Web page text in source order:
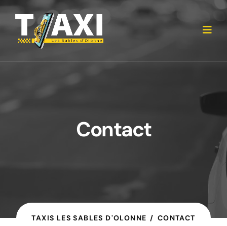
Contact
TAXIS LES SABLES D'OLONNE CONTACT